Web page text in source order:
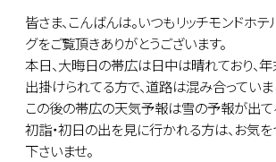
皆さま、こんばんは。いつもリッチモンドホ
グをご覧頂きありがとうございます。
本日、大晦日の帯広は日中は晴れており、
出掛けられてる方で、道路は混み合っていま
この後の帯広の天気予報は雪の予報が出て
初詣・初日の出を見に行かれる方は、お気
下さいませ。